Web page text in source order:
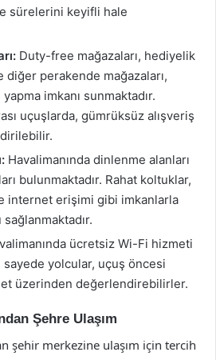
sürelerini keyifli hale
Duty-free mağazaları, hediyelik
diğer perakende mağazaları,
imkanı sunmaktadır.
uçuşlarda, gümrüksüz alışveriş
Havalimanında dinlenme alanları
bulunmaktadır. Rahat koltuklar,
internet erişimi gibi imkanlarla
ücretsiz Wi-Fi hizmeti
sayede yolcular, uçuş öncesi
üzerinden değerlendirebilirler.
Şehre Ulaşım
şehir merkezine ulaşım için tercih